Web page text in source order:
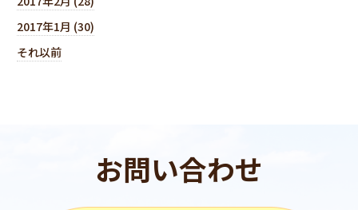
2017年1月 (30)
それ以前
お問い合わせ